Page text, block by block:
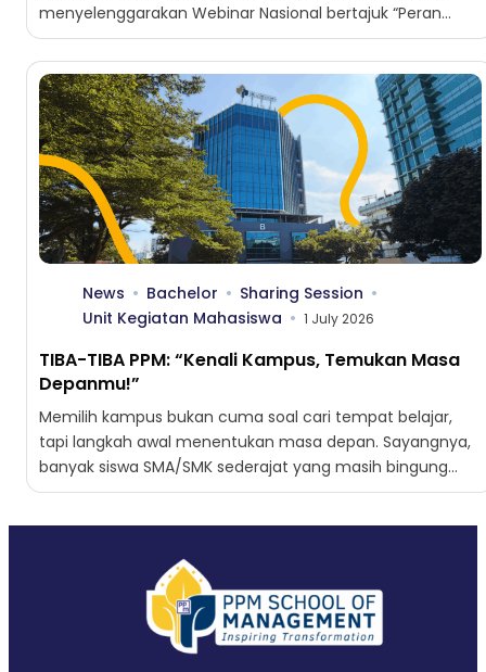
menyelenggarakan Webinar Nasional bertajuk “Peran
Strategis Asuransi Kerugian dalam Mitigasi Risiko...
News Bachelor
Sharing Session
Unit Kegiatan Mahasiswa
1 July 2026
TIBA-TIBA PPM: “Kenali Kampus, Temukan Masa
Depanmu!”
Memilih kampus bukan cuma soal cari tempat belajar,
tapi langkah awal menentukan masa depan. Sayangnya,
banyak siswa SMA/SMK sederajat yang masih bingung
memilih program studi,...